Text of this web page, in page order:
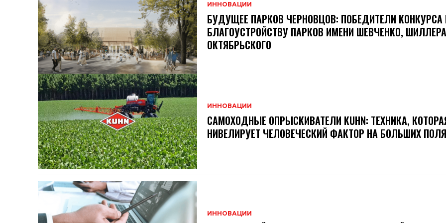
ИННОВАЦИИ
БУДУЩЕЕ ПАРКОВ ЧЕРНОВЦОВ: ПОБЕДИТЕЛИ КОНКУРСА
БЛАГОУСТРОЙСТВУ ПАРКОВ ИМЕНИ ШЕВЧЕНКО,
ОКТЯБРЬСКОГО
ИННОВАЦИИ
САМОХОДНЫЕ ОПРЫСКИВАТЕЛИ KUHN: ТЕХНИКА,
НИВЕЛИРУЕТ ЧЕЛОВЕЧЕСКИЙ ФАКТОР НА БОЛЬШИХ
ИННОВАЦИИ